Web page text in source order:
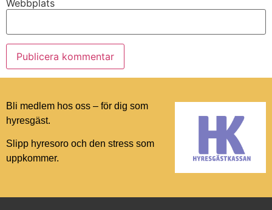
Webbplats
Bli medlem hos oss – för dig som
hyresgäst.
Slipp hyresoro och den stress som
uppkommer.